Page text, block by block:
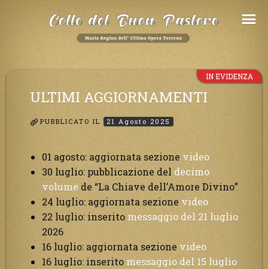
IN EVIDENZA
ULTIMI AGGIORNAMENTI
PUBBLICATO IL 21 Agosto 2025
01 agosto: aggiornata sezione video
30 luglio: pubblicazione del decimo
volume de “La Chiave dell’Amore Divino”
24 luglio: aggiornata sezione video
22 luglio: inserito messaggio del 21 luglio
2026
16 luglio: aggiornata sezione video
16 luglio: inserito messaggio del 15 luglio